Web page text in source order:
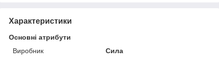
Характеристики
Основні атрибути
Виробник
Сила